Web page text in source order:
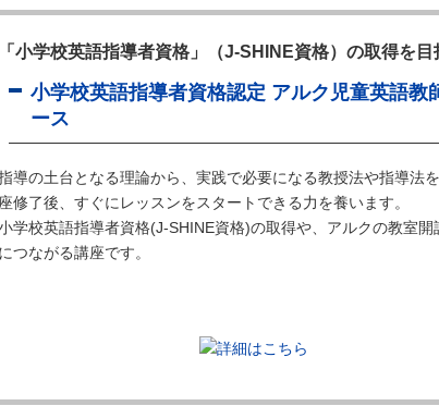
「小学校英語指導者資格」（J-SHINE資格）の取得を目
小学校英語指導者資格認定 アルク児童英語教
ース
導の土台となる理論から、実践で必要になる教授法や指導法
座修了後、すぐにレッスンをスタートできる力を養います。
学校英語指導者資格(J-SHINE資格)の取得や、アルクの教室開
につながる講座です。